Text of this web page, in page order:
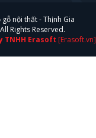
nội thất - Thịnh Gia
Rights Reserved.
TNHH Erasoft [Erasoft.vn]